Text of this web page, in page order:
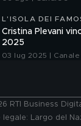
L'ISOLA DEI
Cristina Plevani
2025
03 lug 2025 | Canale
RTI Business
Largo del